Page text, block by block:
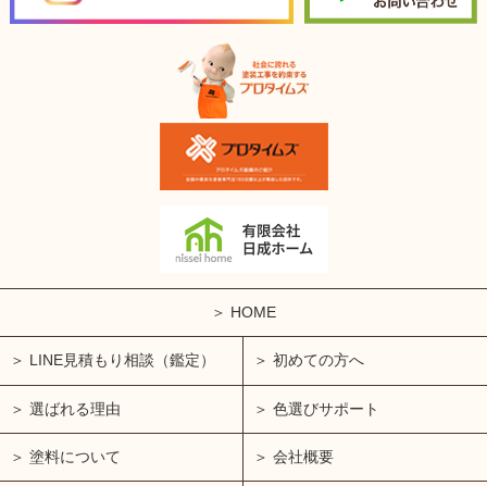
HOME
LINE見積もり相談（鑑定） 初めての方へ
選ばれる理由 色選びサポート
塗料について 会社概要